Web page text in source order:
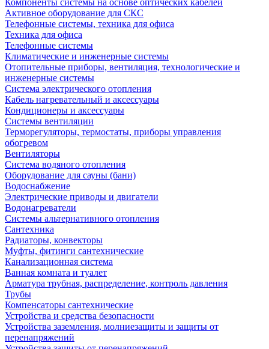
Компоненты системы на основе оптических кабелей
Активное оборудование для СКС
Телефонные системы, техника для офиса
Техника для офиса
Телефонные системы
Климатические и инженерные системы
Отопительные приборы, вентиляция, технологические и
инженерные системы
Система электрического отопления
Кабель нагревательный и аксессуары
Кондиционеры и аксессуары
Системы вентиляции
Терморегуляторы, термостаты, приборы управления
обогревом
Вентиляторы
Система водяного отопления
Оборудование для сауны (бани)
Водоснабжение
Электрические приводы и двигатели
Водонагреватели
Системы альтернативного отопления
Сантехника
Радиаторы, конвекторы
Муфты, фитинги сантехнические
Канализационная система
Ванная комната и туалет
Арматура трубная, распределение, контроль давления
Трубы
Компенсаторы сантехнические
Устройства и средства безопасности
Устройства заземления, молниезащиты и защиты от
перенапряжений